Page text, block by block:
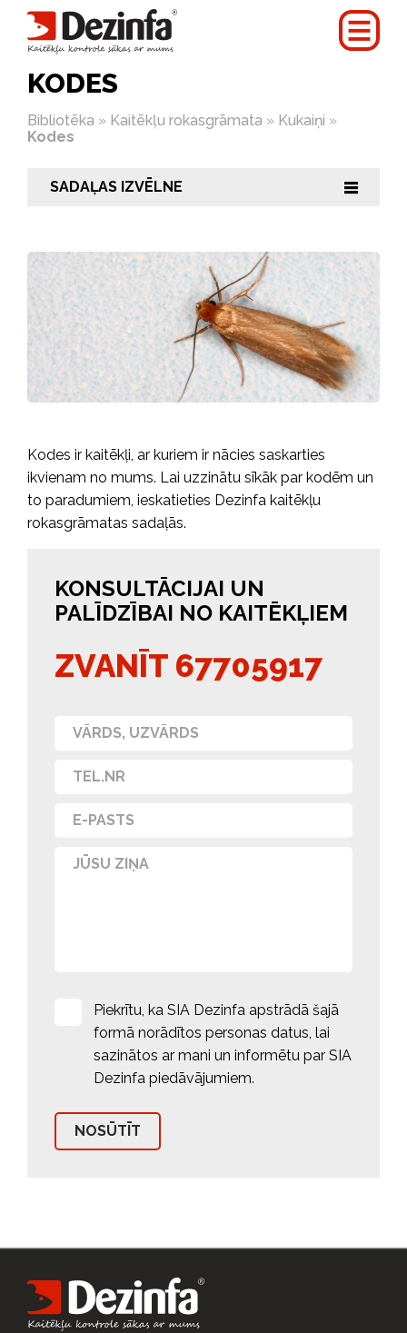
KODES
Bibliotēka » Kaitēkļu rokasgrāmata » Kukaiņi »
Kodes
SADAĻAS IZVĒLNE |||
Kodes ir kaitēkļi, ar kuriem ir nācies saskarties
ikvienam no mums. Lai uzzinātu sīkāk par kodēm un
to paradumiem, ieskatieties Dezinfa kaitēkļu
rokasgrāmatas sadaļās.
KONSULTĀCIJAI UN
PALĪDZĪBAI NO KAITĒKĻIEM
ZVANĪT 67705917
Piekrītu, ka SIA Dezinfa apstrādā šajā
formā norādītos personas datus, lai
sazinātos ar mani un informētu par SIA
Dezinfa piedāvājumiem.